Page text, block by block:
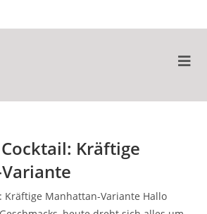
Kräftige
Kräftige Manhattan-Variante Hallo